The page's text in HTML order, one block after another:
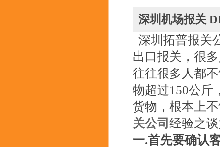
深圳机场报关
深圳拓普报关
出口报关，很
往往很多人都
物超过150公斤
货物，根本上
关公司 经验之
一.首先要确认